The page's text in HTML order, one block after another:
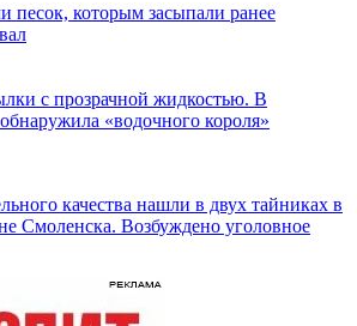
которым засыпали ранее
с прозрачной жидкостью. В
«водочного короля»
качества нашли в двух тайниках в
Смоленска. Возбуждено уголовное